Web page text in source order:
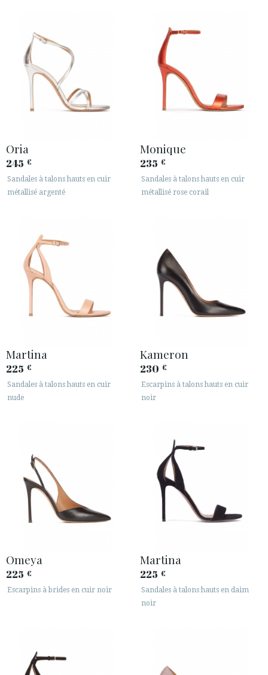
Oria
245 €
Sandales à talons hauts en cuir
métallisé argenté
Monique
235 €
Sandales à talons hauts en cuir
métallisé rose corail
Martina
225 €
Sandales à talons hauts en cuir
nude
Kameron
230 €
Escarpins à talons hauts en cuir
noir
Omeya
225 €
Escarpins à brides en cuir noir
Martina
225 €
Sandales à talons hauts en daim
noir